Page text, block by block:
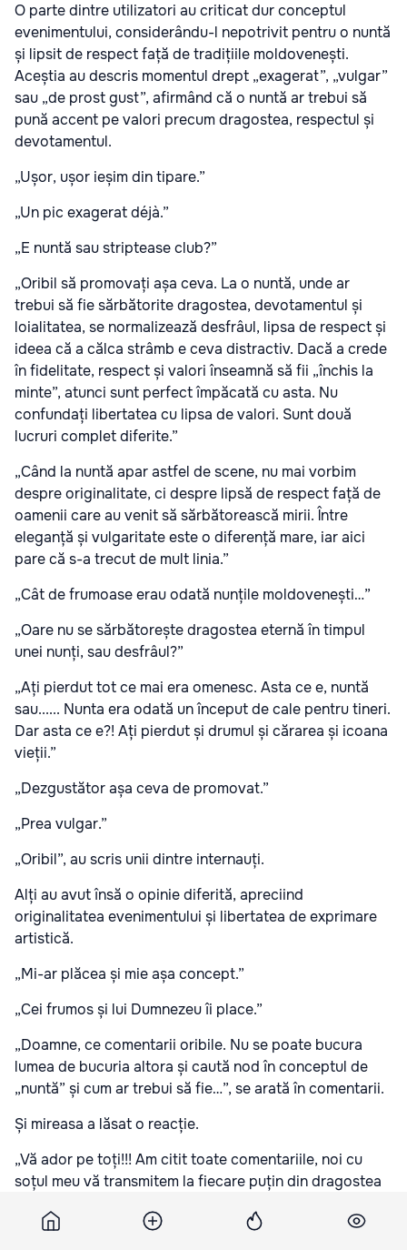
O parte dintre utilizatori au criticat dur conceptul
evenimentului, considerându-l nepotrivit pentru o nuntă
și lipsit de respect față de tradițiile moldovenești.
Aceștia au descris momentul drept „exagerat”, „vulgar”
sau „de prost gust”, afirmând că o nuntă ar trebui să
pună accent pe valori precum dragostea, respectul și
devotamentul.
„Ușor, ușor ieșim din tipare.”
„Un pic exagerat déjà.”
„E nuntă sau striptease club?”
„Oribil să promovați așa ceva. La o nuntă, unde ar
trebui să fie sărbătorite dragostea, devotamentul și
loialitatea, se normalizează desfrâul, lipsa de respect și
ideea că a călca strâmb e ceva distractiv. Dacă a crede
în fidelitate, respect și valori înseamnă să fii „închis la
minte”, atunci sunt perfect împăcată cu asta. Nu
confundați libertatea cu lipsa de valori. Sunt două
lucruri complet diferite.”
„Când la nuntă apar astfel de scene, nu mai vorbim
despre originalitate, ci despre lipsă de respect față de
oamenii care au venit să sărbătorească mirii. Între
eleganță și vulgaritate este o diferență mare, iar aici
pare că s-a trecut de mult linia.”
„Cât de frumoase erau odată nunțile moldovenești…”
„Oare nu se sărbătorește dragostea eternă în timpul
unei nunți, sau desfrâul?”
„Ați pierdut tot ce mai era omenesc. Asta ce e, nuntă
sau...... Nunta era odată un început de cale pentru tineri.
Dar asta ce e?! Ați pierdut și drumul și cărarea și icoana
vieții.”
„Dezgustător așa ceva de promovat.”
„Prea vulgar.”
„Oribil”, au scris unii dintre internauți.
Alți au avut însă o opinie diferită, apreciind
originalitatea evenimentului și libertatea de exprimare
artistică.
„Mi-ar plăcea și mie așa concept.”
„Cei frumos și lui Dumnezeu îi place.”
„Doamne, ce comentarii oribile. Nu se poate bucura
lumea de bucuria altora și caută nod în conceptul de
„nuntă” și cum ar trebui să fie…”, se arată în comentarii.
Și mireasa a lăsat o reacție.
„Vă ador pe toți!!! Am citit toate comentariile, noi cu
soțul meu vă transmitem la fiecare puțin din dragostea